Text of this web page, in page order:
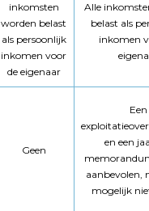
inkomsten
worden belast
als persoonlijk
inkomen voor
de eigenaar
Alle
belast als
inkomen
Geen
Een
en een
aanbevolen,
mogelijk